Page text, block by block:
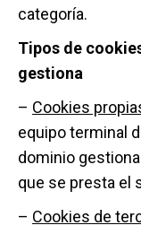
categoría.
Tipos de
gestiona
– Cookies
equipo terminal
dominio
que se presta el
– Cookies de